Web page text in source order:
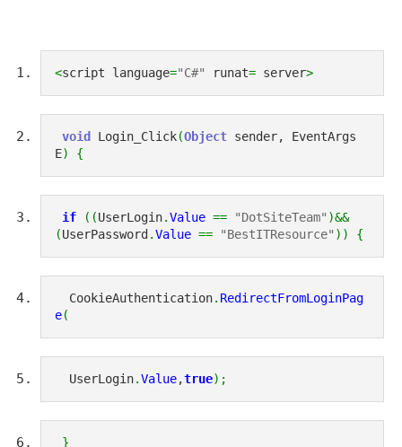
<script language="C#" runat= server>
void Login_Click(Object sender, EventArgs
E) {
if ( (UserLogin.Value == "DotSiteTeam" )&&
(UserPassword .Value == "BestITResource" ) ) {
  CookieAuthentication
. RedirectFromLoginPag
e(
  UserLogin
.Value,true) ;
}